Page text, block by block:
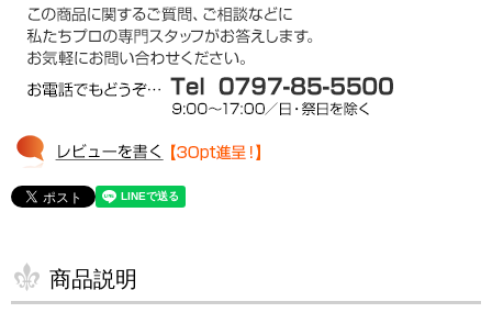
商品説明